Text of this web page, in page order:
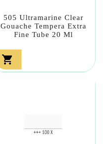
505 Ultramarine Clear
Gouache Tempera Extra
Fine Tube 20 Ml
